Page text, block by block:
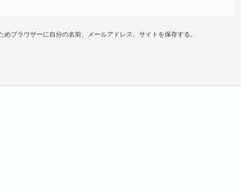
めブラウザーに自分の名前、メールアドレス、サイトを保存する。